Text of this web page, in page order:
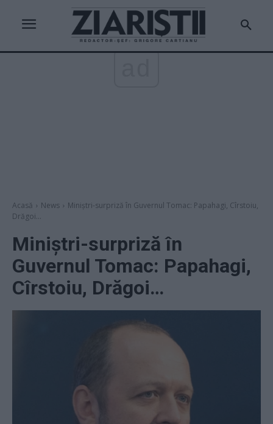
Acasă News
Miniștri-surpriză în Guvernul Tomac: Papahagi, Cîrstoiu,
Drăgoi...
Miniștri-surpriză în
Guvernul Tomac: Papahagi,
Cîrstoiu, Drăgoi…